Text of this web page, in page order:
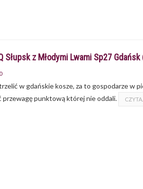
Słupsk z Młodymi Lwami Sp27
w gdańskie kosze, za to gospodarze w
przewagę punktową której nie oddali.